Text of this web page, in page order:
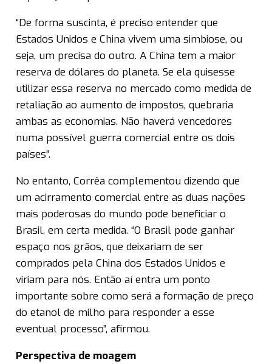
“De forma suscinta, é preciso entender que
Estados Unidos e China vivem uma simbiose, ou
seja, um precisa do outro. A China tem a maior
reserva de dólares do planeta. Se ela quisesse
utilizar essa reserva no mercado como medida de
retaliação ao aumento de impostos, quebraria
ambas as economias. Não haverá vencedores
numa possível guerra comercial entre os dois
países”.
No entanto, Corrêa complementou dizendo que
um acirramento comercial entre as duas nações
mais poderosas do mundo pode beneficiar o
Brasil, em certa medida. “O Brasil pode ganhar
espaço nos grãos, que deixariam de ser
comprados pela China dos Estados Unidos e
viriam para nós. Então aí entra um ponto
importante sobre como será a formação de preço
do etanol de milho para responder a esse
eventual processo”, afirmou.
Perspectiva de moagem